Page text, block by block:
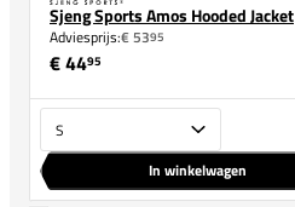
Sjeng Sports Amos Hooded Jacket
Adviesprijs:€ 5395
€ 4495
In winkelwagen